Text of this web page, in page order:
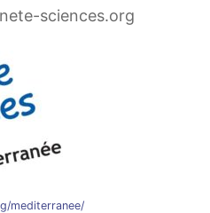
sciences.org
mediterranee/